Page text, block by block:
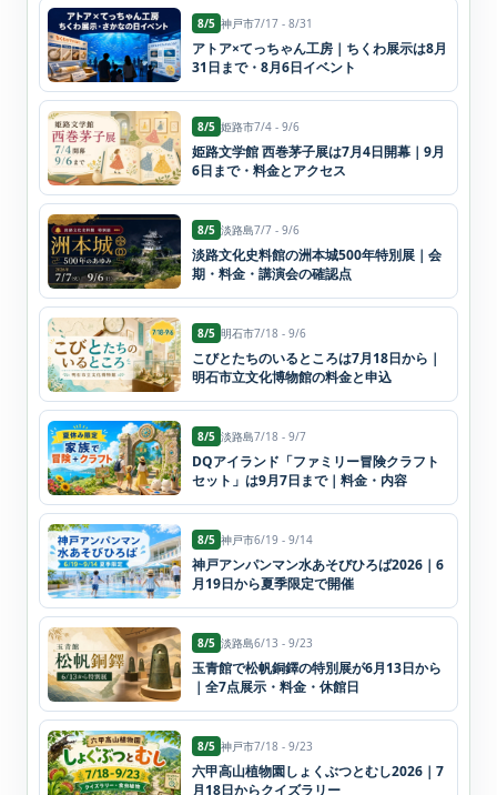
8/5 神戸市7/17 - 8/31
アトア×てっちゃん工房｜ちくわ展示は8月
31日まで・8月6日イベント
8/5 姫路市7/4 - 9/6
姫路文学館 西巻茅子展は7月4日開幕｜9月
6日まで・料金とアクセス
8/5 淡路島7/7 - 9/6
淡路文化史料館の洲本城500年特別展｜会
期・料金・講演会の確認点
8/5 明石市7/18 - 9/6
こびとたちのいるところは7月18日から｜
明石市立文化博物館の料金と申込
8/5 淡路島7/18 - 9/7
DQアイランド「ファミリー冒険クラフト
セット」は9月7日まで｜料金・内容
8/5 神戸市6/19 - 9/14
神戸アンパンマン水あそびひろば2026｜6
月19日から夏季限定で開催
8/5 淡路島6/13 - 9/23
玉青館で松帆銅鐸の特別展が6月13日から
｜全7点展示・料金・休館日
8/5 神戸市7/18 - 9/23
六甲高山植物園しょくぶつとむし2026｜7
月18日からクイズラリー